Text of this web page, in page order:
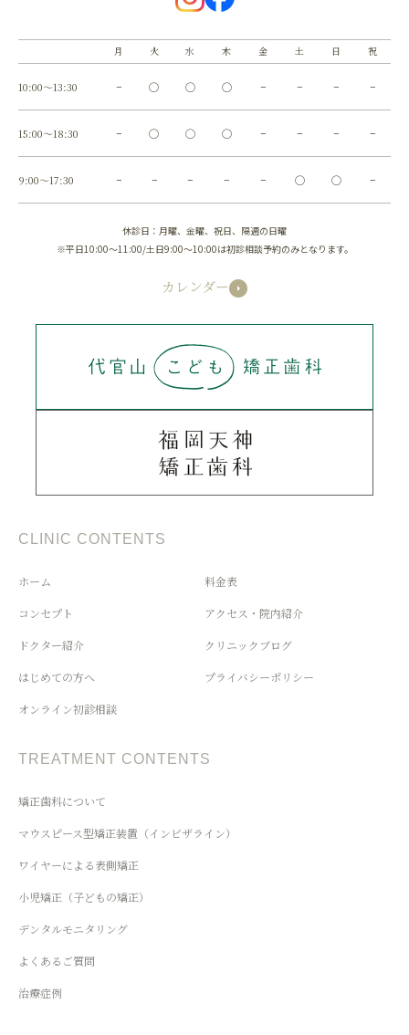
月 火 水 木 金 土 日 祝
10:00～13:30 − ◯ ◯ ◯ − − − −
15:00～18:30 − ◯ ◯ ◯ − − − −
9:00～17:30 − − − − − ◯ ◯ −
休診日：月曜、金曜、祝日、隔週の日曜
※平日10:00～11:00/土日9:00～10:00は初診相談予約のみとなります。
カレンダー
CLINIC CONTENTS
ホーム
コンセプト
ドクター紹介
はじめての方へ
オンライン初診相談
料金表
アクセス・院内紹介
クリニックブログ
プライバシーポリシー
TREATMENT CONTENTS
矯正歯科について
マウスピース型矯正装置（インビザライン）
ワイヤーによる表側矯正
小児矯正（子どもの矯正）
デンタルモニタリング
よくあるご質問
治療症例